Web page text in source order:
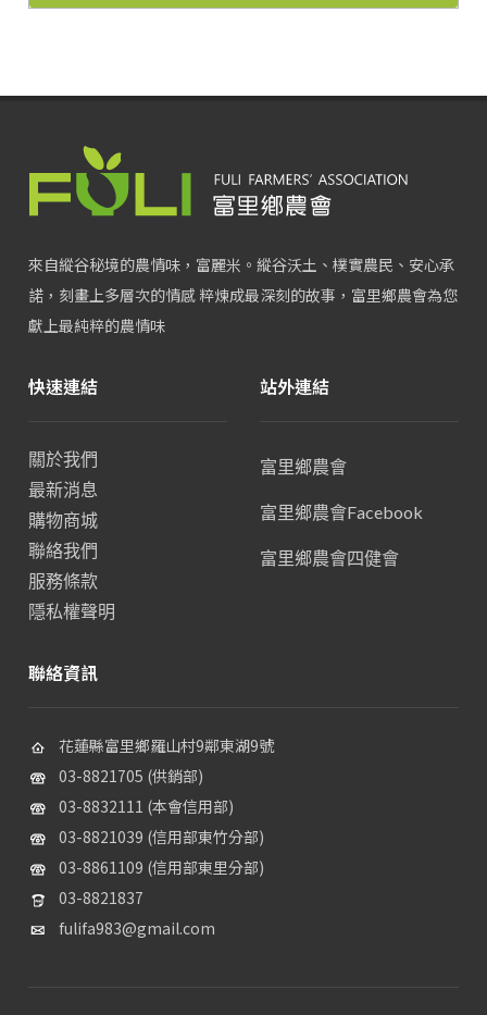
來自縱谷秘境的農情味，富麗米。縱谷沃土、樸實農民、安心承
諾，刻畫上多層次的情感 粹煉成最深刻的故事，富里鄉農會為您
獻上最純粹的農情味
快速連結
關於我們
最新消息
購物商城
聯絡我們
服務條款
隱私權聲明
站外連結
富里鄉農會
富里鄉農會Facebook
富里鄉農會四健會
聯絡資訊
花蓮縣富里鄉羅山村9鄰東湖9號
03-8821705 (供銷部)
03-8832111 (本會信用部)
03-8821039 (信用部東竹分部)
03-8861109 (信用部東里分部)
03-8821837
fulifa983@gmail.com